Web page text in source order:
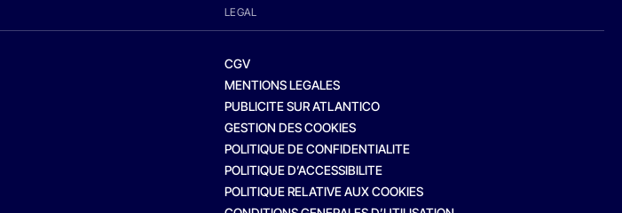
LEGAL
CGV
MENTIONS LEGALES
PUBLICITE SUR ATLANTICO
GESTION DES COOKIES
POLITIQUE DE CONFIDENTIALITE
POLITIQUE D’ACCESSIBILITE
POLITIQUE RELATIVE AUX COOKIES